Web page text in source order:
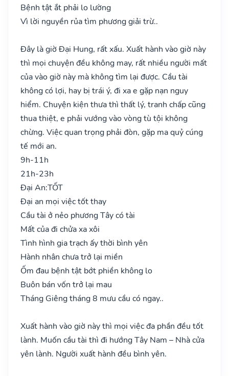
Bệnh tật ắt phải lo lường
Vì lời nguyền rủa tìm phương giải trừ..
Đây là giờ Đại Hung, rất xấu. Xuất hành vào giờ này
thì mọi chuyện đều không may, rất nhiều người mất
của vào giờ này mà không tìm lại được. Cầu tài
không có lợi, hay bị trái ý, đi xa e gặp nạn nguy
hiểm. Chuyện kiện thưa thì thất lý, tranh chấp cũng
thua thiệt, e phải vướng vào vòng tù tội không
chừng. Việc quan trọng phải đòn, gặp ma quỷ cúng
tế mới an.
9h-11h
21h-23h
Đại An:TỐT
Đại an mọi việc tốt thay
Cầu tài ở nẻo phương Tây có tài
Mất của đi chửa xa xôi
Tình hình gia trạch ấy thời bình yên
Hành nhân chưa trở lại miền
Ốm đau bệnh tật bớt phiền không lo
Buôn bán vốn trở lại mau
Tháng Giêng tháng 8 mưu cầu có ngay..
Xuất hành vào giờ này thì mọi việc đa phần đều tốt
lành. Muốn cầu tài thì đi hướng Tây Nam – Nhà cửa
yên lành. Người xuất hành đều bình yên.